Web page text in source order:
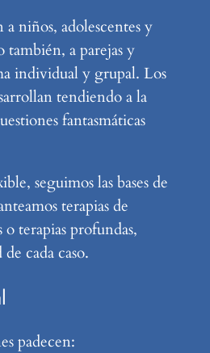
niños, adolescentes y
a parejas y
individual y grupal. Los
tendiendo a la
fantasmáticas
seguimos las bases de
terapias de
terapias profundas,
cada caso.
padecen: